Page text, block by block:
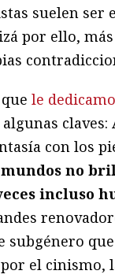
suelen ser
por ello,
le
con los
mundos no
incluso
subgénero
el cinismo,